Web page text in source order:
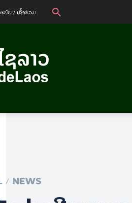
ະ​ບົບ / ເຂົ້າ​ຮ່ວມ
NEWS